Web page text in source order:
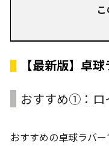
【最新版】卓
おすすめ①：ロ
おすすめの卓球ラバー